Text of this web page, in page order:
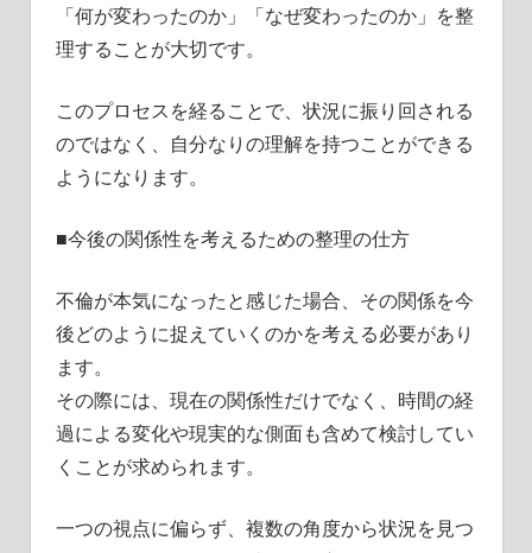
「何が変わったのか」「なぜ変わったのか」を整
理することが大切です。
このプロセスを経ることで、状況に振り回される
のではなく、自分なりの理解を持つことができる
ようになります。
■今後の関係性を考えるための整理の仕方
不倫が本気になったと感じた場合、その関係を今
後どのように捉えていくのかを考える必要があり
ます。
その際には、現在の関係性だけでなく、時間の経
過による変化や現実的な側面も含めて検討してい
くことが求められます。
一つの視点に偏らず、複数の角度から状況を見つ